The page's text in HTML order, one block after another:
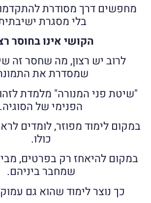
מחפשים דרך מסודרת
בלי מסגרת
הקושי אינו בחוסר
לרוב יש רצון, מה שחסר זה
שמסדרת את
"שיטת פני המנורה" מלמדת
הפנימי של הסוגיה.
במקום לימוד מפוזר, לומדים
כולו.
במקום להיאחז רק בפרטים,
שמחבר ביניהם.
כך נוצר לימוד שהוא גם